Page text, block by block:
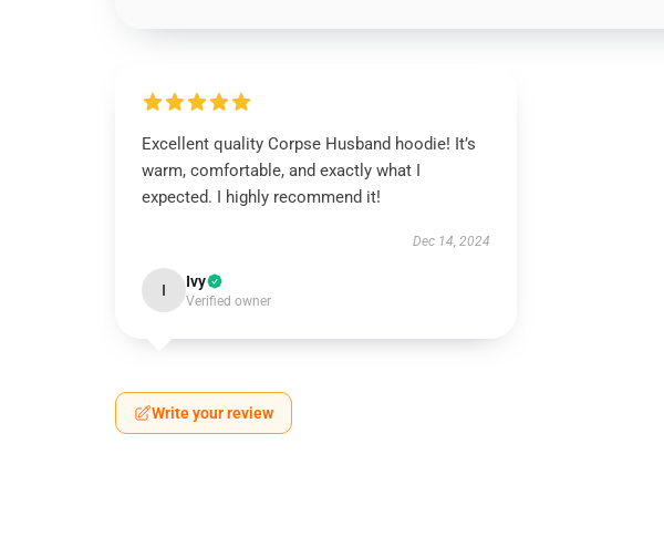
Excellent quality Corpse Husband hoodie! It’s
warm, comfortable, and exactly what I
expected. I highly recommend it!
Dec 14, 2024
I Ivy
Verified owner
Write your review